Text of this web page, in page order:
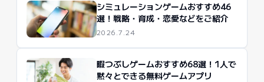
シミュレーションゲームおすすめ46
選！戦略・育成・恋愛などをご紹介
2026.7.24
暇つぶしゲームおすすめ68選！1人で
黙々とできる無料ゲームアプリ